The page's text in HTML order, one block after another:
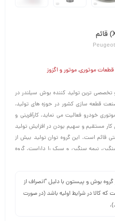
قطعات موتوری,موتور و اگزوز
تخصصی ترین تولید کننده بوش سیلندر در
از 30 سال تجربه صنعت قطعه سازی کشور در حوزه های تولید،
خودرو فعالیت می نماید. کارآفرینی و
بیش از 700 نفر نیروی کار مستقیم و سهیم بودن در افزایش تولید
قائم است. این گروه توان تولید بیش از
نیمه سنگین و سبک را داراست. گروه
قائم، تامین کالا قائم، رایا ماشین قائم
باشد. این کارخانجات در مساحتی به
بوش و پیستون با دلیل "انصراف از
که کالا در شرایط اولیه باشد (در صورت